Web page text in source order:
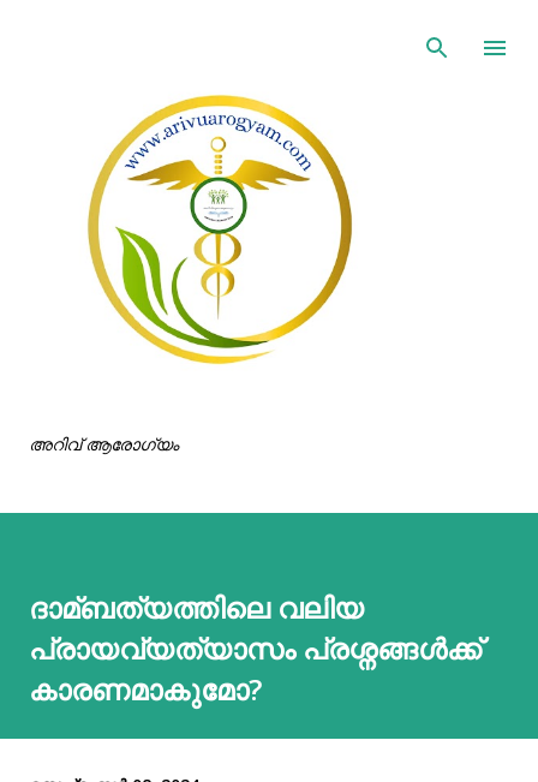
അറിവ് ആരോഗ്യം
ദാമ്ബത്യത്തിലെ വലിയ
പ്രായവ്യത്യാസം പ്രശ്നങ്ങൾക്ക്
കാരണമാകുമോ?